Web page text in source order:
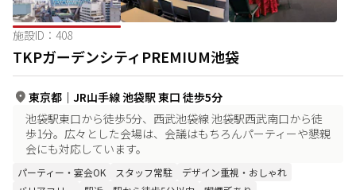
施設ID： 408
TKPガーデンシティPREMIUM池袋
東京都 ｜ JR山手線 池袋駅 東口 徒歩5分
池袋駅東口から徒歩5分、西武池袋線 池袋駅西武南口から徒
歩1分。広々とした会場は、会議はもちろんパーティーや懇親
会にも対応しています。
パーティー・宴会OK スタッフ常駐
デザイン重視・おしゃれ